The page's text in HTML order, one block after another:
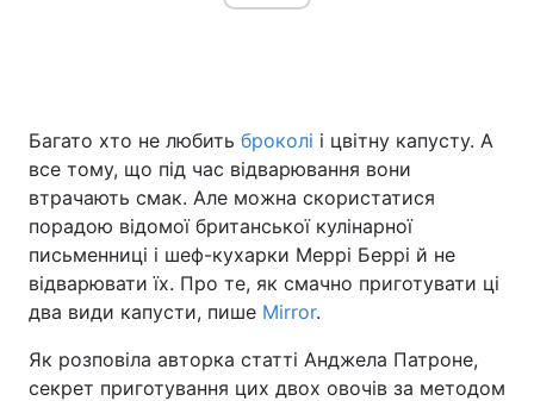
Багато хто не любить броколі і цвітну капусту. А
все тому, що під час відварювання вони
втрачають смак. Але можна скористатися
порадою відомої британської кулінарної
письменниці і шеф-кухарки Меррі Беррі й не
відварювати їх. Про те, як смачно приготувати ці
два види капусти, пише Mirror.
Як розповіла авторка статті Анджела Патроне,
секрет приготування цих двох овочів за методом